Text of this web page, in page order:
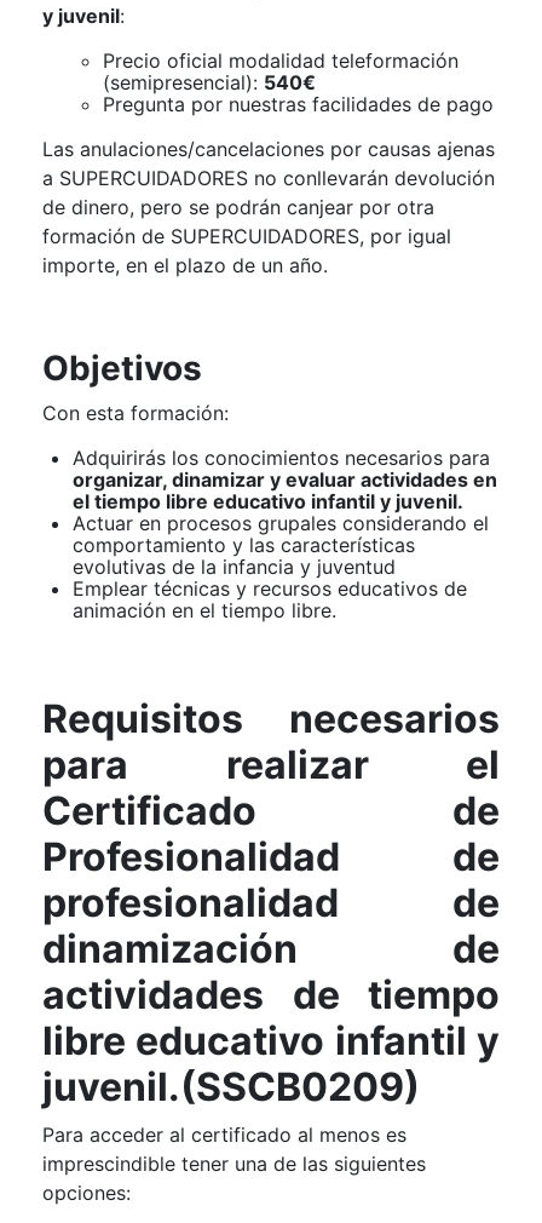
y juvenil:
Precio oficial modalidad teleformación
(semipresencial): 540€
Pregunta por nuestras facilidades de pago
Las anulaciones/cancelaciones por causas ajenas
a SUPERCUIDADORES no conllevarán devolución
de dinero, pero se podrán canjear por otra
formación de SUPERCUIDADORES, por igual
importe, en el plazo de un año.
Objetivos
Con esta formación:
Adquirirás los conocimientos necesarios para
organizar, dinamizar y evaluar actividades en
el tiempo libre educativo infantil y juvenil.
Actuar en procesos grupales considerando el
comportamiento y las características
evolutivas de la infancia y juventud
Emplear técnicas y recursos educativos de
animación en el tiempo libre.
Requisitos necesarios
para realizar el
Certificado de
Profesionalidad de
profesionalidad de
dinamización de
actividades de tiempo
libre educativo infantil y
juvenil.(SSCB0209)
Para acceder al certificado al menos es
imprescindible tener una de las siguientes
opciones: